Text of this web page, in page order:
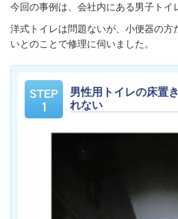
今回の事例は、会社内にある男子トイ
洋式トイレは問題ないが、小便器の方
いとのことで修理に伺いました。
男性用トイレの床置
れない